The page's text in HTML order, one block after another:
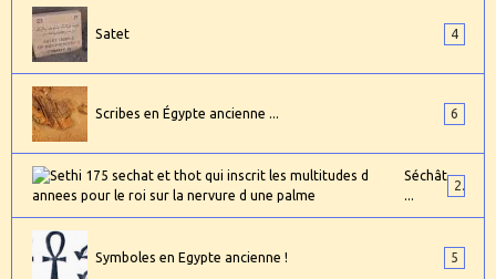
Satet 4
Scribes en Égypte ancienne ... 6
Séchât
...
2
Symboles en Egypte ancienne ! 5